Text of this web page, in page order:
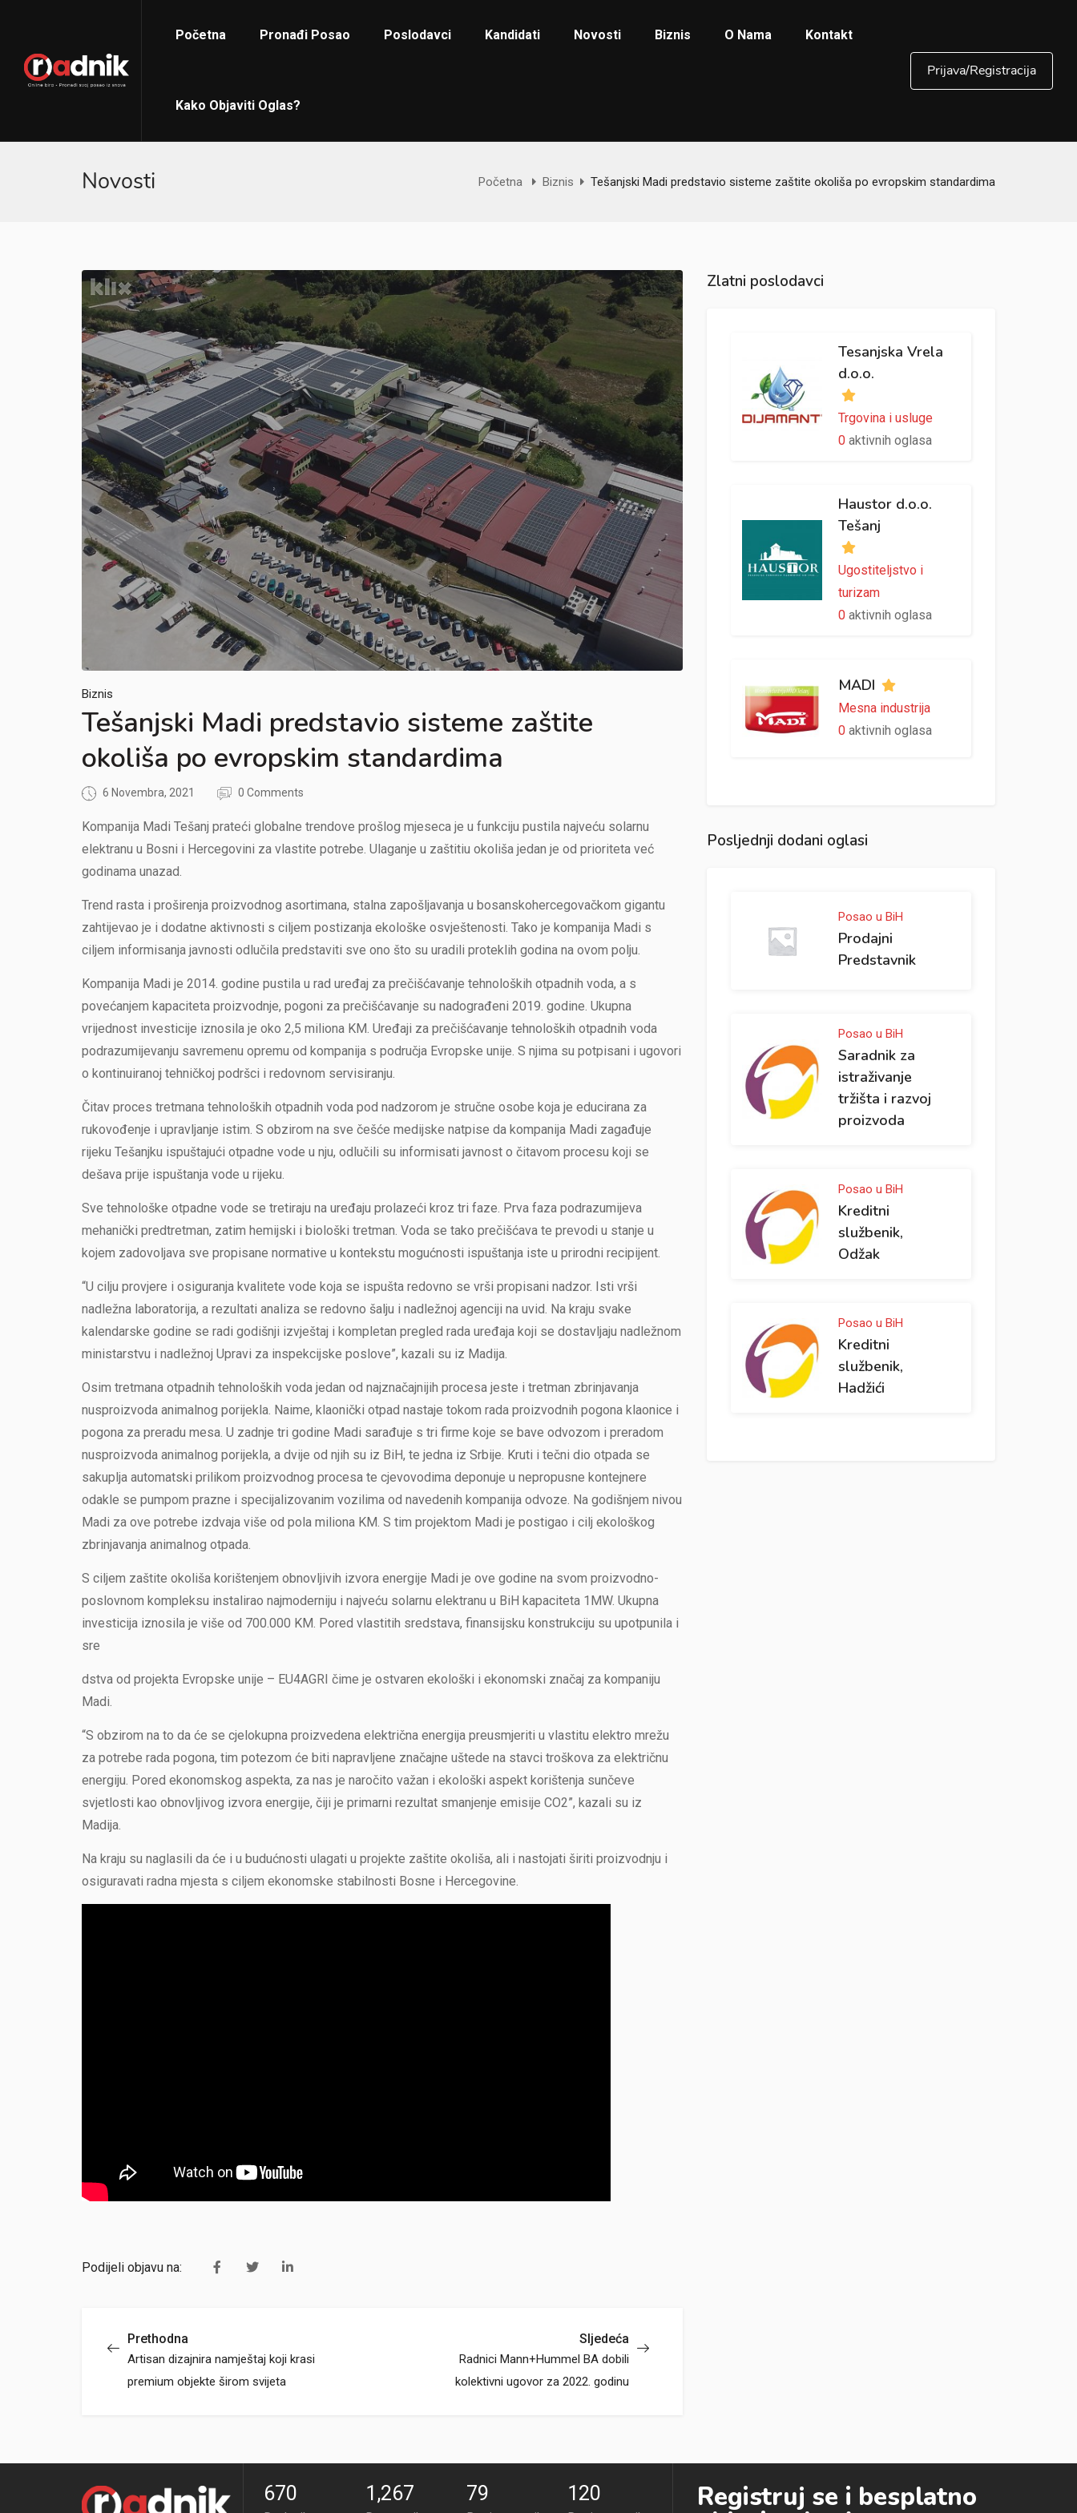
Početna Pronađi Posao Poslodavci Kandidati Novosti Biznis O Nama Kontakt
Kako Objaviti Oglas?
Prijava/Registracija
Novosti Početna Biznis Tešanjski Madi predstavio sisteme zaštite okoliša po evropskim standardima
Biznis
Tešanjski Madi predstavio sisteme zaštite
okoliša po evropskim standardima
6 Novembra, 2021 0 Comments
Kompanija Madi Tešanj prateći globalne trendove prošlog mjeseca je u funkciju pustila najveću solarnu
elektranu u Bosni i Hercegovini za vlastite potrebe. Ulaganje u zaštitiu okoliša jedan je od prioriteta već
godinama unazad.
Trend rasta i proširenja proizvodnog asortimana, stalna zapošljavanja u bosanskohercegovačkom gigantu
zahtijevao je i dodatne aktivnosti s ciljem postizanja ekološke osvještenosti. Tako je kompanija Madi s
ciljem informisanja javnosti odlučila predstaviti sve ono što su uradili proteklih godina na ovom polju.
Kompanija Madi je 2014. godine pustila u rad uređaj za prečišćavanje tehnoloških otpadnih voda, a s
povećanjem kapaciteta proizvodnje, pogoni za prečišćavanje su nadograđeni 2019. godine. Ukupna
vrijednost investicije iznosila je oko 2,5 miliona KM. Uređaji za prečišćavanje tehnoloških otpadnih voda
podrazumijevanju savremenu opremu od kompanija s područja Evropske unije. S njima su potpisani i ugovori
o kontinuiranoj tehničkoj podršci i redovnom servisiranju.
Čitav proces tretmana tehnoloških otpadnih voda pod nadzorom je stručne osobe koja je educirana za
rukovođenje i upravljanje istim. S obzirom na sve češće medijske natpise da kompanija Madi zagađuje
rijeku Tešanjku ispuštajući otpadne vode u nju, odlučili su informisati javnost o čitavom procesu koji se
dešava prije ispuštanja vode u rijeku.
Sve tehnološke otpadne vode se tretiraju na uređaju prolazeći kroz tri faze. Prva faza podrazumijeva
mehanički predtretman, zatim hemijski i biološki tretman. Voda se tako prečišćava te prevodi u stanje u
kojem zadovoljava sve propisane normative u kontekstu mogućnosti ispuštanja iste u prirodni recipijent.
“U cilju provjere i osiguranja kvalitete vode koja se ispušta redovno se vrši propisani nadzor. Isti vrši
nadležna laboratorija, a rezultati analiza se redovno šalju i nadležnoj agenciji na uvid. Na kraju svake
kalendarske godine se radi godišnji izvještaj i kompletan pregled rada uređaja koji se dostavljaju nadležnom
ministarstvu i nadležnoj Upravi za inspekcijske poslove”, kazali su iz Madija.
Osim tretmana otpadnih tehnoloških voda jedan od najznačajnijih procesa jeste i tretman zbrinjavanja
nusproizvoda animalnog porijekla. Naime, klaonički otpad nastaje tokom rada proizvodnih pogona klaonice i
pogona za preradu mesa. U zadnje tri godine Madi sarađuje s tri firme koje se bave odvozom i preradom
nusproizvoda animalnog porijekla, a dvije od njih su iz BiH, te jedna iz Srbije. Kruti i tečni dio otpada se
sakuplja automatski prilikom proizvodnog procesa te cjevovodima deponuje u nepropusne kontejnere
odakle se pumpom prazne i specijalizovanim vozilima od navedenih kompanija odvoze. Na godišnjem nivou
Madi za ove potrebe izdvaja više od pola miliona KM. S tim projektom Madi je postigao i cilj ekološkog
zbrinjavanja animalnog otpada.
S ciljem zaštite okoliša korištenjem obnovljivih izvora energije Madi je ove godine na svom proizvodno-
poslovnom kompleksu instalirao najmoderniju i najveću solarnu elektranu u BiH kapaciteta 1MW. Ukupna
investicija iznosila je više od 700.000 KM. Pored vlastitih sredstava, finansijsku konstrukciju su upotpunila i
sre
dstva od projekta Evropske unije – EU4AGRI čime je ostvaren ekološki i ekonomski značaj za kompaniju
Madi.
“S obzirom na to da će se cjelokupna proizvedena električna energija preusmjeriti u vlastitu elektro mrežu
za potrebe rada pogona, tim potezom će biti napravljene značajne uštede na stavci troškova za električnu
energiju. Pored ekonomskog aspekta, za nas je naročito važan i ekološki aspekt korištenja sunčeve
svjetlosti kao obnovljivog izvora energije, čiji je primarni rezultat smanjenje emisije CO2”, kazali su iz
Madija.
Na kraju su naglasili da će i u budućnosti ulagati u projekte zaštite okoliša, ali i nastojati širiti proizvodnju i
osiguravati radna mjesta s ciljem ekonomske stabilnosti Bosne i Hercegovine.
Podijeli objavu na:
Prethodna
Artisan dizajnira namještaj koji krasi
premium objekte širom svijeta
Sljedeća
Radnici Mann+Hummel BA dobili
kolektivni ugovor za 2022. godinu
Zlatni poslodavci
Tesanjska Vrela
d.o.o.
Trgovina i usluge
0 aktivnih oglasa
Haustor d.o.o.
Tešanj
Ugostiteljstvo i
turizam
0 aktivnih oglasa
MADI
Mesna industrija
0 aktivnih oglasa
Posljednji dodani oglasi
Posao u BiH
Prodajni
Predstavnik
Posao u BiH
Saradnik za
istraživanje
tržišta i razvoj
proizvoda
Posao u BiH
Kreditni
službenik,
Odžak
Posao u BiH
Kreditni
službenik,
Hadžići
670 1,267 79 120 Registruj se i besplatno